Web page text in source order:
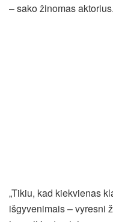
– sako žinomas aktorius.
„Tikiu, kad kiekvienas
išgyvenimais – vyresni